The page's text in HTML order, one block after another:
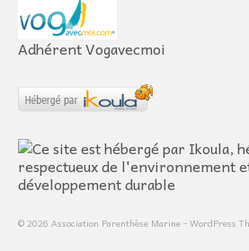
Adhérent Vogavecmoi
© 2026 Association Parenthèse Marine - WordPress